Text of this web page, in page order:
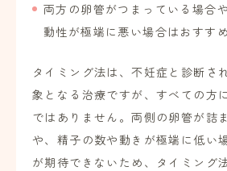
両方の卵管がつまっている場合
動性が極端に悪い場合はおすす
タイミング法は、不妊症と診断さ
象となる治療ですが、すべての方
ではありません。両側の卵管が詰
や、精子の数や動きが極端に低い
が期待できないため、タイミング